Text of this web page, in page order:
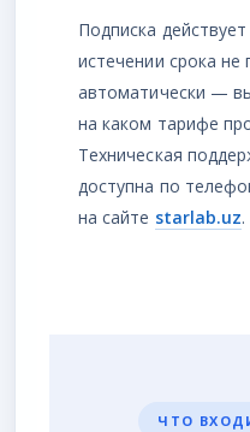
Подписка действует
истечении срока не
автоматически —
на каком тарифе
Техническая
доступна по
на сайте starlab.uz.
ЧТО